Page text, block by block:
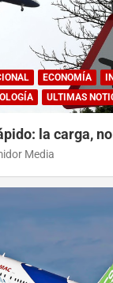
ECONOMÍA
ULTIMAS
la carga,
Media